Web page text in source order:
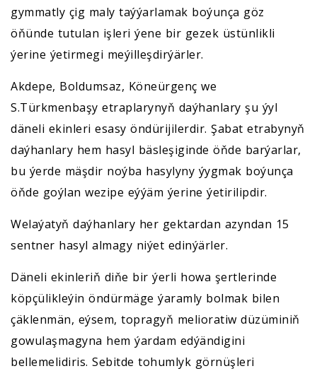
gymmatly çig maly taýýarlamak boýunça göz
öňünde tutulan işleri ýene bir gezek üstünlikli
ýerine ýetirmegi meýilleşdirýärler.
Akdepe, Boldumsaz, Köneürgenç we
S.Türkmenbaşy etraplarynyň daýhanlary şu ýyl
däneli ekinleri esasy öndürijilerdir. Şabat etrabynyň
daýhanlary hem hasyl bäsleşiginde öňde barýarlar,
bu ýerde mäşdir noýba hasylyny ýygmak boýunça
öňde goýlan wezipe eýýäm ýerine ýetirilipdir.
Welaýatyň daýhanlary her gektardan azyndan 15
sentner hasyl almagy niýet edinýärler.
Däneli ekinleriň diňe bir ýerli howa şertlerinde
köpçülikleýin öndürmäge ýaramly bolmak bilen
çäklenmän, eýsem, topragyň melioratiw düzüminiň
gowulaşmagyna hem ýardam edýändigini
bellemelidiris. Sebitde tohumlyk görnüşleri